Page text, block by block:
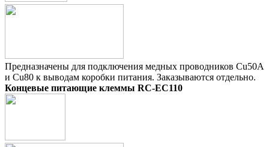
Предназначены для подключения медных проводников Cu50A
и Cu80 к выводам коробки питания. Заказываются отдельно.
Концевые питающие клеммы RC-EC110